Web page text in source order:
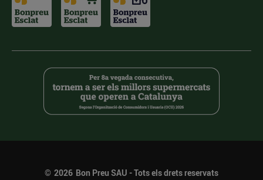
© 2026 Bon Preu SAU - Tots els drets reservats